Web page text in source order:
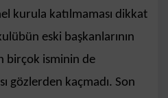
kurula katılmaması dikkat
eski başkanlarının
birçok isminin de
gözlerden kaçmadı. Son